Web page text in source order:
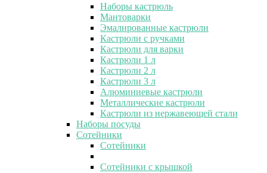
Наборы кастрюль
Мантоварки
Эмалированные кастрюли
Кастрюли с ручками
Кастрюли для варки
Кастрюли 1 л
Кастрюли 2 л
Кастрюли 3 л
Алюминиевые кастрюли
Металлические кастрюли
Кастрюли из нержавеющей стали
Наборы посуды
Сотейники
Сотейники
Сотейники с крышкой